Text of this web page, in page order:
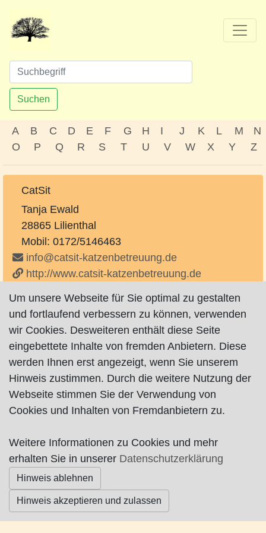
Suchen
A B C D E F G H I J K L M
N
O
P Q R S T U V W X Y Z
CatSit
Tanja Ewald
28865 Lilienthal
Mobil: 0172/5146463
info@catsit-katzenbetreuung.de
http://www.catsit-katzenbetreuung.de
Mobile Katzenbetreuung vor Ort in Bremen &
Lilienthal.
Impressum|Datenschutz| AGB
Um unsere Webseite für Sie optimal zu gestalten
und fortlaufend verbessern zu können, verwenden
wir Cookies. Desweiteren enthält diese Seite
eingebettete Inhalte von fremden Anbietern. Diese
werden Ihnen erst angezeigt, wenn Sie unserem
Hinweis zustimmen. Durch die weitere Nutzung der
Webseite stimmen Sie der Verwendung von
Cookies und Inhalten von Fremdanbietern zu.
Weitere Informationen zu Cookies und mehr
erhalten Sie in unserer Datenschutzerklärung
Hinweis ablehnen
Hinweis akzeptieren und zulassen